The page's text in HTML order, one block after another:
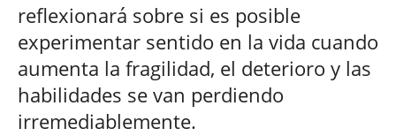
reflexionará sobre si es posible
experimentar sentido en la vida cuando
aumenta la fragilidad, el deterioro y las
habilidades se van perdiendo
irremediablemente.